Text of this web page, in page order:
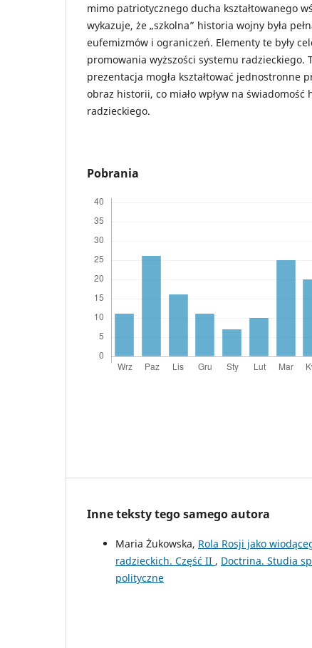
mimo patriotycznego ducha kształtowanego
wykazuje, że „szkolna” historia wojny była
eufemizmów i ograniczeń. Elementy te były
promowania wyższości systemu radzieckiego.
prezentacja mogła kształtować jednostronne
obraz historii, co miało wpływ na świadomość
radzieckiego.
Pobrania
Inne teksty tego samego autora
Maria Żukowska, Rola Rosji jako
radzieckich. Część II , Doctrina. Studia
polityczne